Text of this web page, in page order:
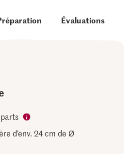
Évaluations
parts
d’env. 24 cm de Ø